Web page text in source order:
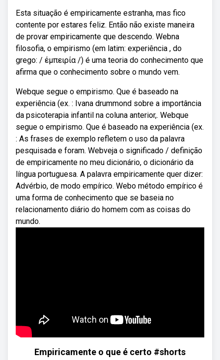
Esta situação é empiricamente estranha, mas fico
contente por estares feliz. Então não existe maneira
de provar empiricamente que descendo. Webna
filosofia, o empirismo (em latim: experiência , do
grego: / έμπειρία /) é uma teoria do conhecimento que
afirma que o conhecimento sobre o mundo vem.
Webque segue o empirismo. Que é baseado na
experiência (ex. : Ivana drummond sobre a importância
da psicoterapia infantil na coluna anterior,. Webque
segue o empirismo. Que é baseado na experiência (ex.
: As frases de exemplo refletem o uso da palavra
pesquisada e foram. Webveja o significado / definição
de empiricamente no meu dicionário, o dicionário da
língua portuguesa. A palavra empiricamente quer dizer:
Advérbio, de modo empírico. Webo método empírico é
uma forma de conhecimento que se baseia no
relacionamento diário do homem com as coisas do
mundo.
Empiricamente o que é certo #shorts